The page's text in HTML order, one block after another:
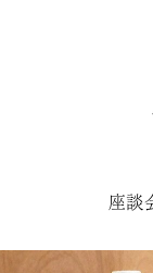
座談